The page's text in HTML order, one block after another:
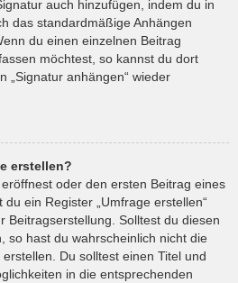
auch hinzufügen, indem du in
das standardmäßige Anhängen
du einen einzelnen Beitrag
möchtest, so kannst du dort
„Signatur anhängen“ wieder
erstellen?
oder den ersten Beitrag eines
ein Register „Umfrage erstellen“
Beitragserstellung. Solltest du diesen
so hast du wahrscheinlich nicht die
Du solltest einen Titel und
in die entsprechenden